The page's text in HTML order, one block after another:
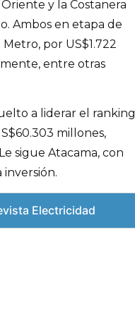
y la Costanera
Ambos en etapa de
por US$1.722
entre otras
a liderar el ranking
millones,
sigue Atacama, con
inversión.
Electricidad